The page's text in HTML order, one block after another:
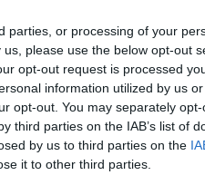
parties, or processing of your
please use the below opt-out
opt-out request is processed
information utilized by us
opt-out. You may separately
third parties on the IAB’s list of
by us to third parties on the
it to other third parties.
a Come States?
e la strategia